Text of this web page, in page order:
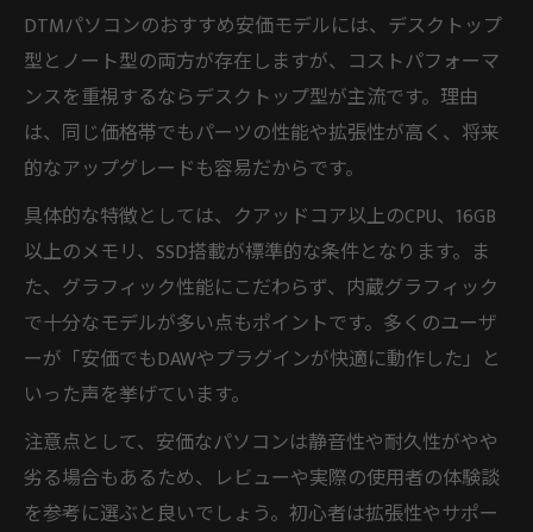
DTMパソコンのおすすめ安価モデルには、デスクトップ
型とノート型の両方が存在しますが、コストパフォーマ
ンスを重視するならデスクトップ型が主流です。理由
は、同じ価格帯でもパーツの性能や拡張性が高く、将来
的なアップグレードも容易だからです。
具体的な特徴としては、クアッドコア以上のCPU、16GB
以上のメモリ、SSD搭載が標準的な条件となります。ま
た、グラフィック性能にこだわらず、内蔵グラフィック
で十分なモデルが多い点もポイントです。多くのユーザ
ーが「安価でもDAWやプラグインが快適に動作した」と
いった声を挙げています。
注意点として、安価なパソコンは静音性や耐久性がやや
劣る場合もあるため、レビューや実際の使用者の体験談
を参考に選ぶと良いでしょう。初心者は拡張性やサポー